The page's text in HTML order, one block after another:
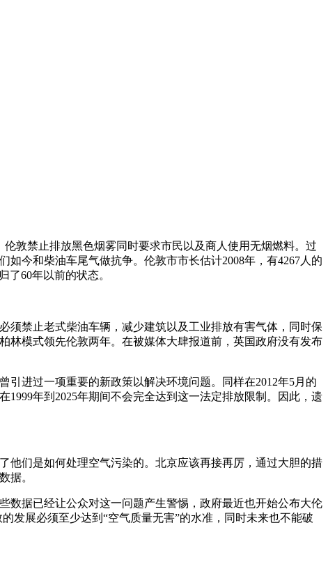
敦禁止排放黑色烟雾同时要求市民以及商人使用无烟燃料。过
今和柴油车尾气做抗争。伦敦市市长估计2008年，有4267人的
60年以前的状态。
须禁止老式柴油车辆，减少建筑以及工业排放有害气体，同时保
林模式领先伦敦两年。在被媒体大肆报道前，英国政府没有发布
进过一项重要的新政策以解决环境问题。同样在2012年5月的
年到2025年期间不会完全达到这一法定排放限制。因此，遗
他们是如何处理空气污染的。北京应该再接再厉，通过大胆的措
据。
数据已经让公众对这一问题产生警惕，政府最近也开始公布大伦
发展必须至少达到“空气质量无害”的水准，同时未来也不能破